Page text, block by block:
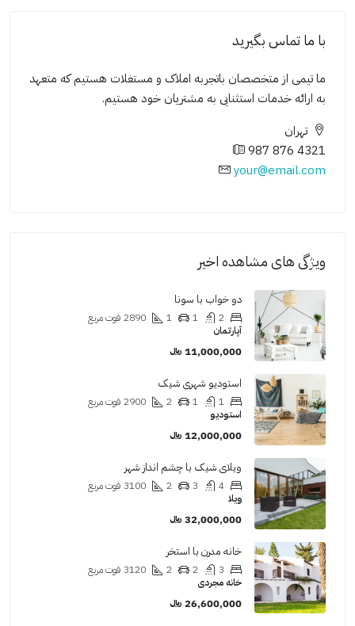
با ما تماس بگیرید
ما تیمی از متخصصان باتجربه املاک و مستغلات هستیم که متعهد
به ارائه خدمات استثنایی به مشتریان خود هستیم.
تهران
987 876 4321
your@email.com
ویژگی های مشاهده اخیر
دو خواب با سونا
2
1
1
2890 فوت مربع
آپارتمان
11,000,000 ﷼
استودیو شهری شیک
1
1
2
2900 فوت مربع
استودیو
12,000,000 ﷼
ویلای شیک با چشم انداز شهر
4
3
2
3100 فوت مربع
ویلا
32,000,000 ﷼
خانه مدرن با استخر
3
2
2
3120 فوت مربع
خانه مجردی
26,600,000 ﷼